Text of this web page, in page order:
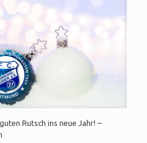
Rutsch ins neue Jahr! –